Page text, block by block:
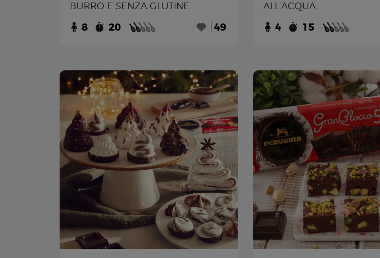
BURRO E SENZA GLUTINE
8 20 49
ALL’ACQUA
4 15